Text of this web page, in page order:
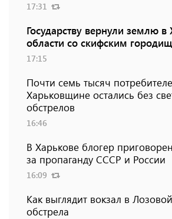
17:31
Государству вернули землю в
области со скифским
17:15
Почти семь тысяч
Харьковщине остались без
обстрелов
16:46
В Харькове блогер
за пропаганду СССР и России
16:09
Как выглядит вокзал в
обстрела